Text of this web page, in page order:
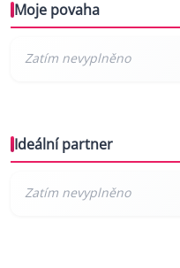
Moje povaha
Ideální partner